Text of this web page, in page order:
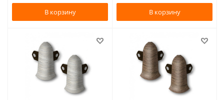
В корзину В корзину